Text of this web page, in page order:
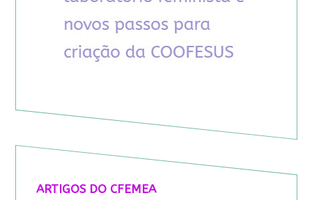
ARTIGOS DO CFEMEA